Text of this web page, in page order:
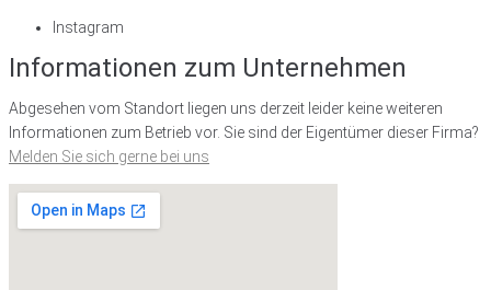
Instagram
Informationen zum Unternehmen
Abgesehen vom Standort liegen uns derzeit leider keine weiteren
Informationen zum Betrieb vor. Sie sind der Eigentümer dieser Firma?
Melden Sie sich gerne bei uns